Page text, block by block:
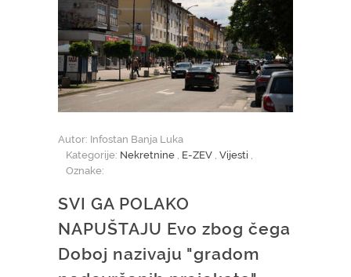
Autor: Infostan Banja Luka
Kategorije: Nekretnine E-ZEV Vijesti
Oznake:
SVI GA POLAKO
NAPUŠTAJU Evo zbog čega
Doboj nazivaju "gradom